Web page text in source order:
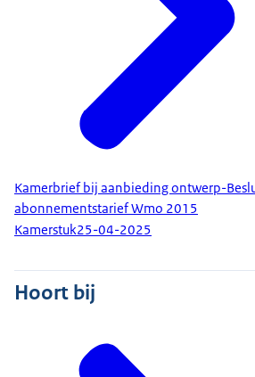
Kamerbrief bij aanbieding ontwerp-
abonnementstarief Wmo 2015
Kamerstuk25-04-2025
Hoort bij